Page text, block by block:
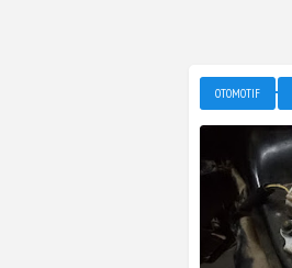
OTOMOTIF